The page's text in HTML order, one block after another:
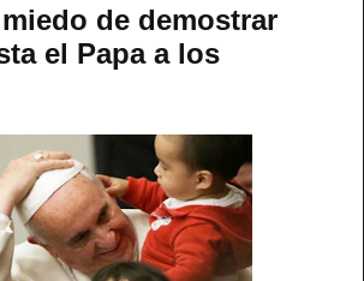
de demostrar
el Papa a los